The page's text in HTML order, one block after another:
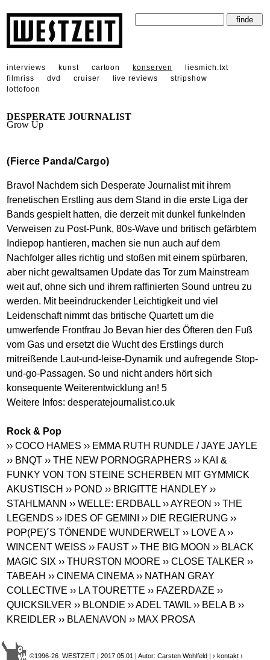
interviews kunst cartoon konserven
liesmich.txt
filmriss
dvd cruiser live reviews
stripshow
lottofoon
DESPERATE JOURNALIST
Grow Up
(Fierce Panda/Cargo)
Bravo! Nachdem sich Desperate Journalist mit ihrem
frenetischen Erstling aus dem Stand in die erste Liga der
Bands gespielt hatten, die derzeit mit dunkel funkelnden
Verweisen zu Post-Punk, 80s-Wave und britisch gefärbtem
Indiepop hantieren, machen sie nun auch auf dem
Nachfolger alles richtig und stoßen mit einem spürbaren,
aber nicht gewaltsamen Update das Tor zum Mainstream
weit auf, ohne sich und ihrem raffinierten Sound untreu zu
werden. Mit beeindruckender Leichtigkeit und viel
Leidenschaft nimmt das britische Quartett um die
umwerfende Frontfrau Jo Bevan hier des Öfteren den Fuß
vom Gas und ersetzt die Wucht des Erstlings durch
mitreißende Laut-und-leise-Dynamik und aufregende Stop-
und-go-Passagen. So und nicht anders hört sich
konsequente Weiterentwicklung an! 5
Weitere Infos: desperatejournalist.co.uk
Rock & Pop
›› COCO HAMES ›› EMMA RUTH RUNDLE / JAYE JAYLE
›› BNQT ›› THE NEW PORNOGRAPHERS ›› KAI &
FUNKY VON TON STEINE SCHERBEN MIT GYMMICK
AKUSTISCH ›› POND ›› BRIGITTE HANDLEY ››
STAHLMANN ›› WELLE: ERDBALL ›› AYREON ›› THE
LEGENDS ›› IDES OF GEMINI ›› DIE REGIERUNG ››
POP(PE)´S TÖNENDE WUNDERWELT ›› LOVE A ››
WINCENT WEISS ›› FAUST ›› THE BIG MOON ›› BLACK
MAGIC SIX ›› THURSTON MOORE ›› CLOSE TALKER ››
TABEAH ›› CINEMA CINEMA ›› NATHAN GRAY
COLLECTIVE ›› LA TOURETTE ›› FAZERDAZE ››
QUICKSILVER ›› BLONDIE ›› ADEL TAWIL ›› BELA B ››
KREIDLER ›› BLAENAVON ›› MAX PROSA
©1996-26 WESTZEIT | 2017.05.01 | Autor: Carsten Wohlfeld |› kontakt ›